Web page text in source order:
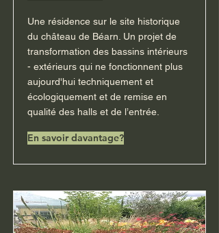
Une résidence sur le site historique
du château de Béarn. Un projet de
transformation des bassins intérieurs
- extérieurs qui ne fonctionnent plus
aujourd'hui techniquement et
écologiquement et de remise en
qualité des halls et de l’entrée.
En savoir davantage?